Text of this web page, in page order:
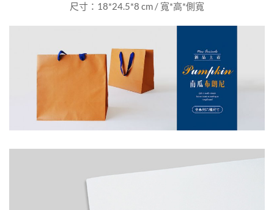
尺寸：18*24.5*8 cm / 寬*高*側寬